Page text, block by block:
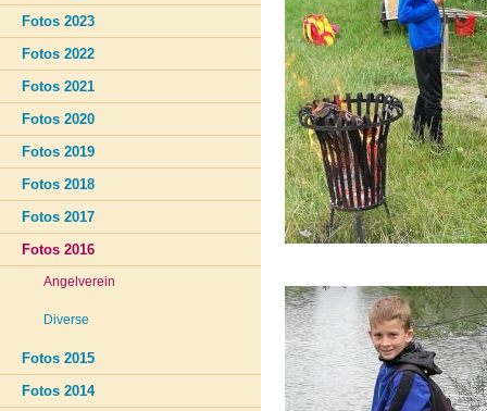
Fotos 2023
Fotos 2022
Fotos 2021
Fotos 2020
Fotos 2019
Fotos 2018
Fotos 2017
Fotos 2016
Angelverein
Diverse
Fotos 2015
Fotos 2014